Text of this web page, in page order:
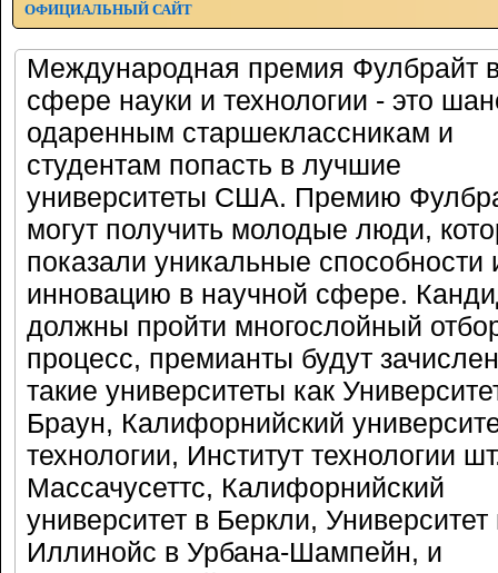
ОФИЦИАЛЬНЫЙ САЙТ
Международная премия Фулбрайт
сфере науки и технологии - это
одаренным старшеклассникам и
студентам попасть в лучшие
университеты США. Премию
могут получить молодые люди,
показали уникальные способности
инновацию в научной сфере.
должны пройти многослойный
процесс, премианты будут
такие университеты как
Браун, Калифорнийский
технологии, Институт технологии
Массачусеттс, Калифорнийский
университет в Беркли, Университет
Иллинойс в Урбана-Шампейн, и